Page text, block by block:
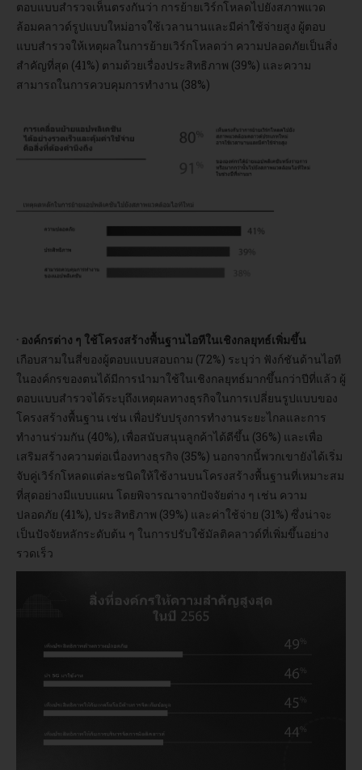
ตอบแบบสำรวจเห็นตรงกันว่า การย้ายเวิร์กโหลดไปยังสภาพแวด
ล้อมคลาวด์รูปแบบใหม่อาจใช้เวลานานและมีค่าใช้จ่ายสูง ผู้ตอบ
แบบสำรวจให้เหตุผลในการย้ายเวิร์กโหลดว่า ความปลอดภัยเป็นสิ่ง
สำคัญที่สุด (41%) ตามด้วยเรื่องประสิทธิภาพ (39%) และความ
สามารถในการควบคุมการทำงาน (38%)
· องค์กรต่าง ๆ ใช้โครงสร้างพื้นฐานไอทีในเชิงกลยุทธ์เพิ่มขึ้น
เกือบสามในสี่ของผู้ตอบแบบสอบถาม (72%) ระบุว่า ฟังก์ชันด้านไอที
ในองค์กรของตนได้มีการนำมาใช้ในเชิงกลยุทธ์มากขึ้นกว่าปีที่แล้ว ผู้
ตอบแบบสำรวจได้ระบุถึงเหตุผลทางธุรกิจในการเปลี่ยนรูปแบบของ
โครงสร้างพื้นฐาน เช่น เพื่อปรับปรุงการทำงานระยะไกลและการ
ทำงานร่วมกัน (40%), เพื่อสนับสนุนลูกค้าได้ดีขึ้น (36%) และเพื่อ
เสริมสร้างความต่อเนื่องทางธุรกิจ (35%) นอกจากนี้พวกเขายังได้เริ่ม
จับคู่เวิร์กโหลดแต่ละชนิดให้ใช้งานบนโครงสร้างพื้นฐานที่เหมาะสม
ที่สุดอย่างมีแบบแผน โดยพิจารณาจากปัจจัยต่าง ๆ เช่น ความ
ปลอดภัย (41%), ประสิทธิภาพ (39%) และค่าใช้จ่าย (31%) ซึ่งน่าจะ
เป็นปัจจัยหลักระดับต้น ๆ ในการปรับใช้มัลติคลาวด์ที่เพิ่มขึ้นอย่าง
รวดเร็ว